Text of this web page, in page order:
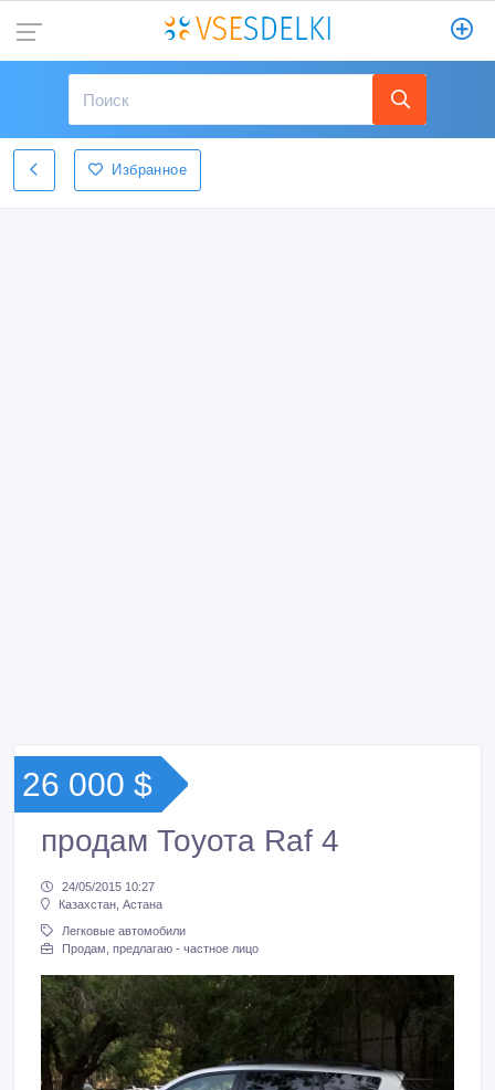
Избранное
26 000 $
продам Тоуота Raf 4
24/05/2015 10:27
Казахстан, Астана
Легковые автомобили
Продам, предлагаю - частное лицо